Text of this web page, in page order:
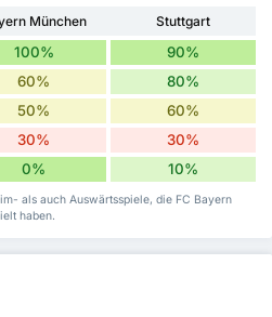
München
Stuttgart
100% 90%
60% 80%
50% 60%
30% 30%
0% 10%
als auch Auswärtsspiele, die FC Bayern
haben.